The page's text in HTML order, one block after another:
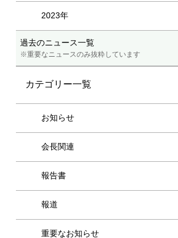
過去のニュース一覧
※重要なニュースのみ抜粋しています
2023年
カテゴリー一覧
お知らせ
会長関連
報告書
報道
重要なお知らせ